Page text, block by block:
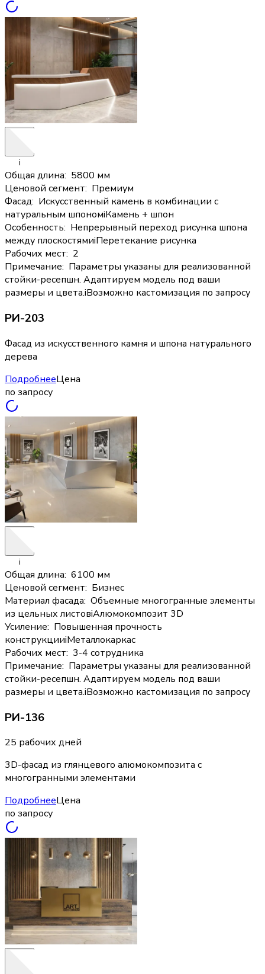
i
Общая длина: 5800 мм
Ценовой сегмент: Премиум
Фасад: Искусственный камень в комбинации с
натуральным шпономiКамень + шпон
Особенность: Непрерывный переход рисунка шпона
между плоскостямиiПеретекание рисунка
Рабочих мест: 2
Примечание: Параметры указаны для реализованной
стойки-ресепшн. Адаптируем модель под ваши
размеры и цвета.iВозможно кастомизация по запросу
РИ-203
Фасад из искусственного камня и шпона натурального
дерева
ПодробнееЦена
по запросу
i
Общая длина: 6100 мм
Ценовой сегмент: Бизнес
Материал фасада: Объемные многогранные элементы
из цельных листовiАлюмокомпозит 3D
Усиление: Повышенная прочность
конструкцииiМеталлокаркас
Рабочих мест: 3-4 сотрудника
Примечание: Параметры указаны для реализованной
стойки-ресепшн. Адаптируем модель под ваши
размеры и цвета.iВозможно кастомизация по запросу
РИ-136
25 рабочих дней
3D-фасад из глянцевого алюмокомпозита с
многогранными элементами
ПодробнееЦена
по запросу